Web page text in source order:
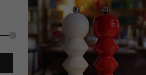
AÑADIR AL CARRITO